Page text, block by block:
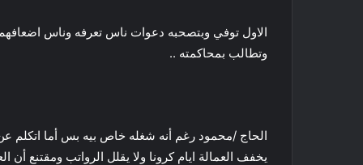
الاول توفي وبتصحبه دعوات ناس تعرفه وناس
وتطالب بمحاكمته ..
الحاج /محمود رغم أنه شغله خاص بيه بس أما
يخفف العمالة ايام كرونا ولا يقلل الرواتب ومقتنع